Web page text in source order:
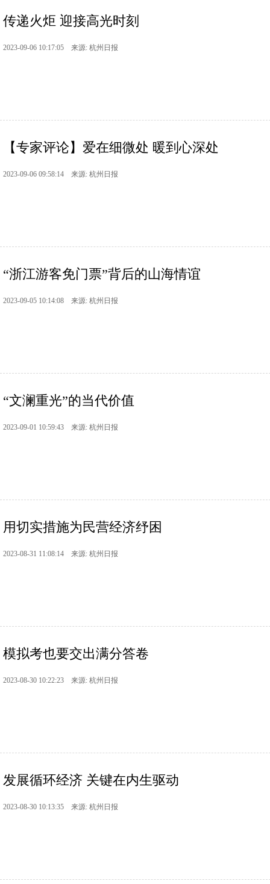
传递火炬 迎接高光时刻
2023-09-06 10:17:05 来源: 杭州日报
【专家评论】爱在细微处 暖到心深处
2023-09-06 09:58:14 来源: 杭州日报
“浙江游客免门票”背后的山海情谊
2023-09-05 10:14:08 来源: 杭州日报
“文澜重光”的当代价值
2023-09-01 10:59:43 来源: 杭州日报
用切实措施为民营经济纾困
2023-08-31 11:08:14 来源: 杭州日报
模拟考也要交出满分答卷
2023-08-30 10:22:23 来源: 杭州日报
发展循环经济 关键在内生驱动
2023-08-30 10:13:35 来源: 杭州日报